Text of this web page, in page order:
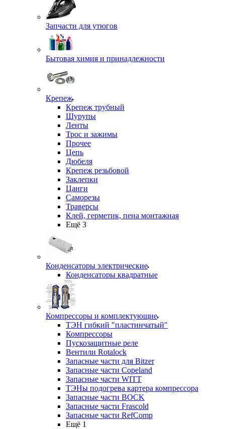
Запчасти для утюгов
Бытовая химия и принадлежности
Крепеж
Крепеж трубный
Шурупы
Ленты
Трос и зажимы
Прочее
Цепь
Дюбеля
Крепеж резьбовой
Заклепки
Цанги
Саморезы
Траверсы
Клей, герметик, пена монтажная
Ещё 3
Конденсаторы электрические
Конденсаторы квадратные
Компрессоры и комплектующие
ТЭН гибкий "пластинчатый"
Компрессоры
Пускозащитные реле
Вентили Rotalock
Запасные части для Bitzer
Запасные части Copeland
Запасные части WITT
ТЭНы подогрева картера компрессора
Запасные части BOCK
Запасные части Frascold
Запасные части RefComp
Ещё 1